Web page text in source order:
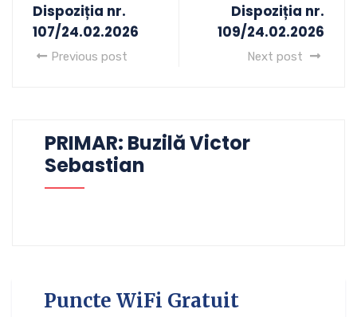
Dispoziția nr.
107/24.02.2026
Previous post
Dispoziția nr.
109/24.02.2026
Next post
PRIMAR: Buzilă Victor
Sebastian
Puncte WiFi Gratuit